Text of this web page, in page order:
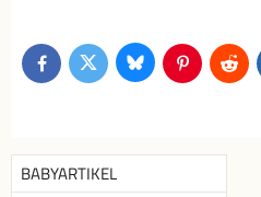
FacebookTwitterBlueskyPinterestReddit
BABYARTIKEL